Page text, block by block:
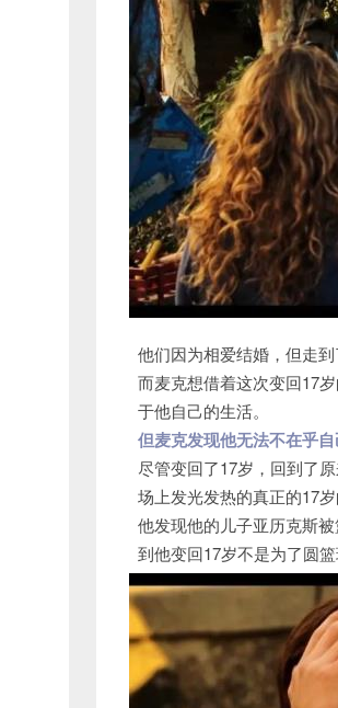
他们因为相爱结婚，但走
而麦克想借着这次变回17
于他自己的生活。
但麦克发现他无法不在乎
尽管变回了17岁，回到了
场上发光发热的真正的17
他发现他的儿子亚历克斯
到他变回17岁不是为了圆